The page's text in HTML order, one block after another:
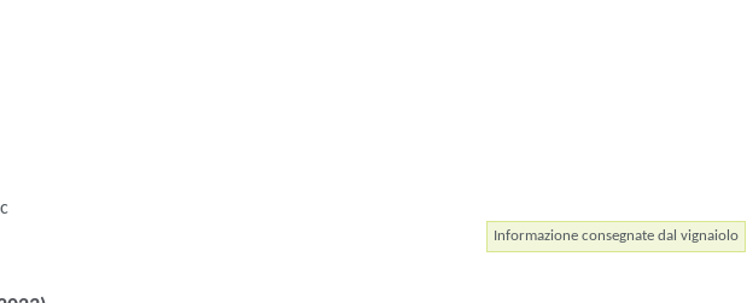
Informazione consegnate dal vignaiolo